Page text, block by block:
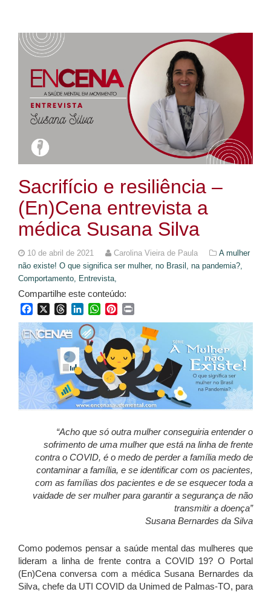
Sacrifício e resiliência –
(En)Cena entrevista a
médica Susana Silva
10 de abril de 2021 Carolina Vieira de Paula
A mulher
não existe! O que significa ser mulher, no Brasil, na pandemia?,
Comportamento, Entrevista,
Compartilhe este conteúdo:
FacebookThreadsLinkedInWhatsApp
Pinterest
“Acho que só outra mulher conseguiria entender o
sofrimento de uma mulher que está na linha de frente
contra o COVID, é o medo de perder a família medo de
contaminar a família, e se identificar com os pacientes,
com as famílias dos pacientes e de se esquecer toda a
vaidade de ser mulher para garantir a segurança de não
transmitir a doença”
Susana Bernardes da Silva
Como podemos pensar a saúde mental das mulheres que
lideram a linha de frente contra a COVID 19? O Portal
(En)Cena conversa com a médica Susana Bernardes da
Silva, chefe da UTI COVID da Unimed de Palmas-TO, para